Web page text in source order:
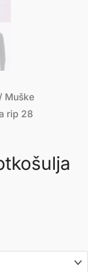
/ Muške
rip 28